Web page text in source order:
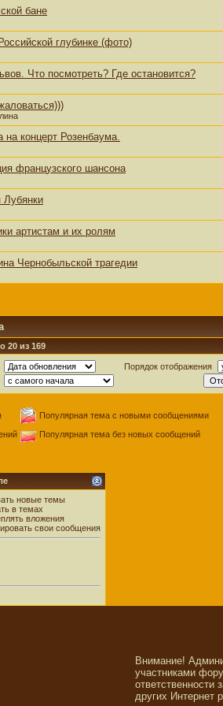
бане
глубинке (фото)
Что посмотреть? Где остановится?
на концерт Розенбаума.
французского шансона
Лубянки
артистам и их ролям
Чернобыльской трагедии
20 из 169
Порядок отображения
Популярная тема с новыми сообщениями
Популярная тема без новых сообщений
новые темы
в темах
вложения
свои сообщения
Внимание!
участниками
других Интернет